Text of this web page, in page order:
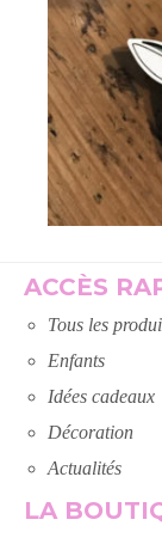
ACCÈS
Tous les
Enfants
Idées cadeaux
Décoration
Actualités
LA